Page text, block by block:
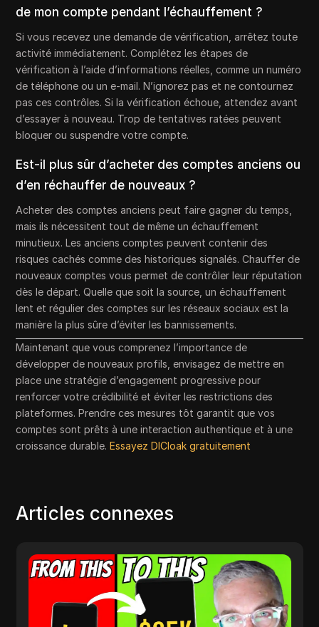
de mon compte pendant l’échauffement ?
Si vous recevez une demande de vérification, arrêtez toute
activité immédiatement. Complétez les étapes de
vérification à l’aide d’informations réelles, comme un numéro
de téléphone ou un e-mail. N’ignorez pas et ne contournez
pas ces contrôles. Si la vérification échoue, attendez avant
d’essayer à nouveau. Trop de tentatives ratées peuvent
bloquer ou suspendre votre compte.
Est-il plus sûr d’acheter des comptes anciens ou
d’en réchauffer de nouveaux ?
Acheter des comptes anciens peut faire gagner du temps,
mais ils nécessitent tout de même un échauffement
minutieux. Les anciens comptes peuvent contenir des
risques cachés comme des historiques signalés. Chauffer de
nouveaux comptes vous permet de contrôler leur réputation
dès le départ. Quelle que soit la source, un échauffement
lent et régulier des comptes sur les réseaux sociaux est la
manière la plus sûre d’éviter les bannissements.
Maintenant que vous comprenez l’importance de
développer de nouveaux profils, envisagez de mettre en
place une stratégie d’engagement progressive pour
renforcer votre crédibilité et éviter les restrictions des
plateformes. Prendre ces mesures tôt garantit que vos
comptes sont prêts à une interaction authentique et à une
croissance durable.Essayez DICloak gratuitement
Articles connexes